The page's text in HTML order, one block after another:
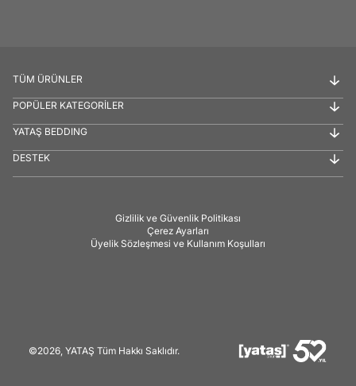
TÜM ÜRÜNLER
POPÜLER KATEGORİLER
YATAŞ BEDDING
DESTEK
Gizlilik ve Güvenlik Politikası
Çerez Ayarları
Üyelik Sözleşmesi ve Kullanım Koşulları
©2026, YATAŞ Tüm Hakkı Saklıdır.